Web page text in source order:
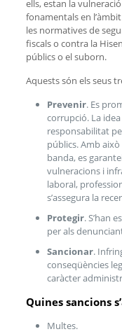
ells, estan la
fonamentals en
les normatives de
fiscals o contra la
públics o el suborn.
Aquests són els seus
Prevenir. Es
corrupció. La
responsabilitat
públics. Amb això
banda, es
vulneracions i
laboral,
s’assegura la
Protegir. S’han
per als
Sancionar.
conseqüències
caràcter
Quines sancions
Multes.